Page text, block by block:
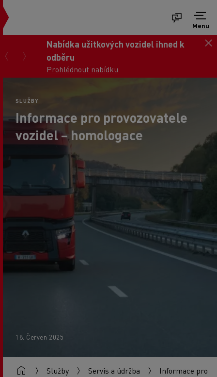
Menu
Nabídka užitkových vozidel ihned k
odběru
Prohlédnout nabídku
SLUŽBY
Informace pro provozovatele
vozidel – homologace
18. Červen 2025
Služby Servis a údržba Informace pro